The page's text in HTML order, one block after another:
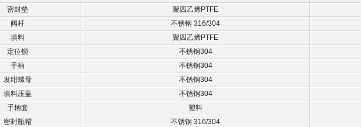
密封垫
聚四乙烯PTFE
阀杆
不锈钢 316/304
填料
聚四乙烯PTFE
定位锁
不锈钢304
手柄
不锈钢304
发绀螺母
不锈钢304
填料压盖
不锈钢304
手柄套
塑料
密封瓶帽
不锈钢 316/304